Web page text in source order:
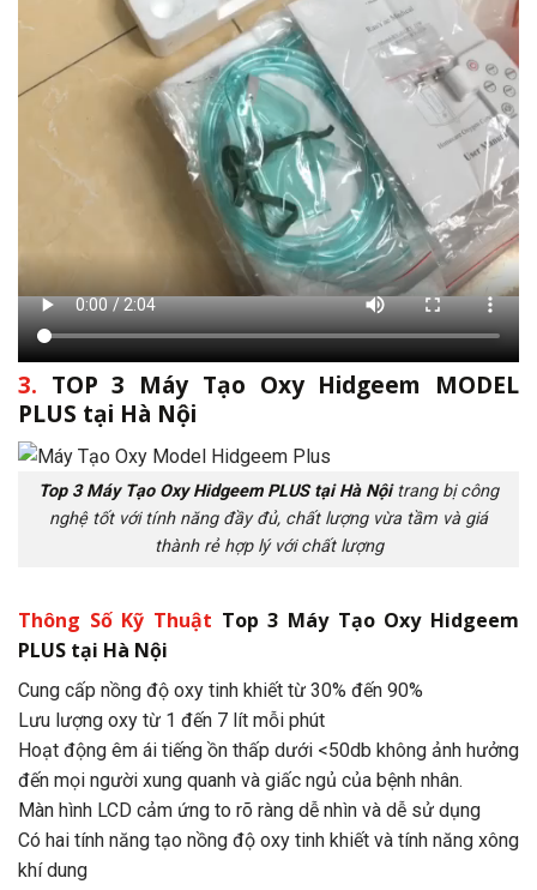
3. TOP 3 Máy Tạo Oxy Hidgeem MODEL
PLUS tại Hà Nội
Top 3 Máy Tạo Oxy Hidgeem PLUS tại Hà Nội trang bị công
nghệ tốt với tính năng đầy đủ, chất lượng vừa tầm và giá
thành rẻ hợp lý với chất lượng
Thông Số Kỹ Thuật Top 3 Máy Tạo Oxy Hidgeem
PLUS tại Hà Nội
Cung cấp nồng độ oxy tinh khiết từ 30% đến 90%
Lưu lượng oxy từ 1 đến 7 lít mỗi phút
Hoạt động êm ái tiếng ồn thấp dưới <50db không ảnh hưởng
đến mọi người xung quanh và giấc ngủ của bệnh nhân.
Màn hình LCD cảm ứng to rõ ràng dễ nhìn và dễ sử dụng
Có hai tính năng tạo nồng độ oxy tinh khiết và tính năng xông
khí dung